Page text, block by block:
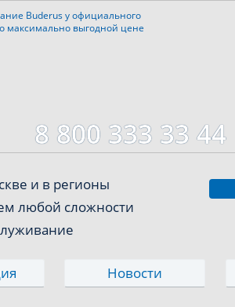
Buderusу официального
максимально выгодной цене
8 800 333 33 44
и в регионы
любой сложности
Новости